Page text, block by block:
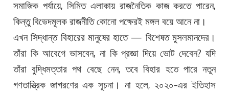
সমাজিক পর্যায়ে, সিমিত এলাকায় রাজনৈতিক কাজ করতে পারেন,
কিন্তু বিভেদমূলক রাজনীতি কোনো পক্ষেরই মঙ্গল বয়ে আনে না।
এখন সিদ্ধান্ত বিহারের মানুষের হাতে — বিশেষত মুসলমানদের।
তাঁরা কি আবেগে ভাসবেন, না কি প্রজ্ঞা দিয়ে ভোট দেবেন? যদি
তাঁরা বুদ্ধিমত্তার পথ বেছে নেন, তবে বিহার হতে পারে নতুন
গণতান্ত্রিক জাগরণের এক সূচনা। না হলে, ২০২০-এর ইতিহাস